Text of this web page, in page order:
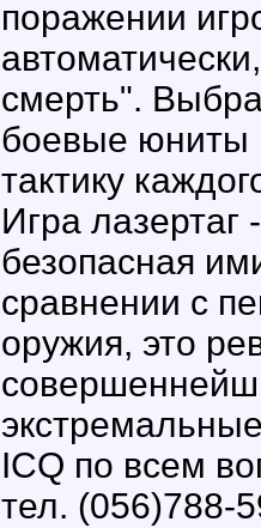
поражении
смерть".
боевые юниты
тактику
Игра лазертаг
безопасная
сравнении с
оружия, это
ICQ по всем
тел. (056)788-